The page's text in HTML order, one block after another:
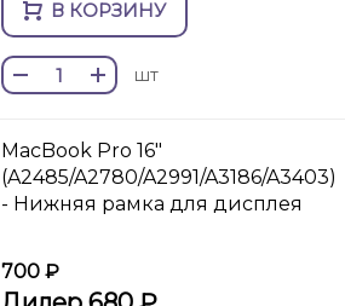
В КОРЗИНУ
шт
MacBook Pro 16"
(A2485/A2780/A2991/A3186/A3403)
- Нижняя рамка для дисплея
700 ₽